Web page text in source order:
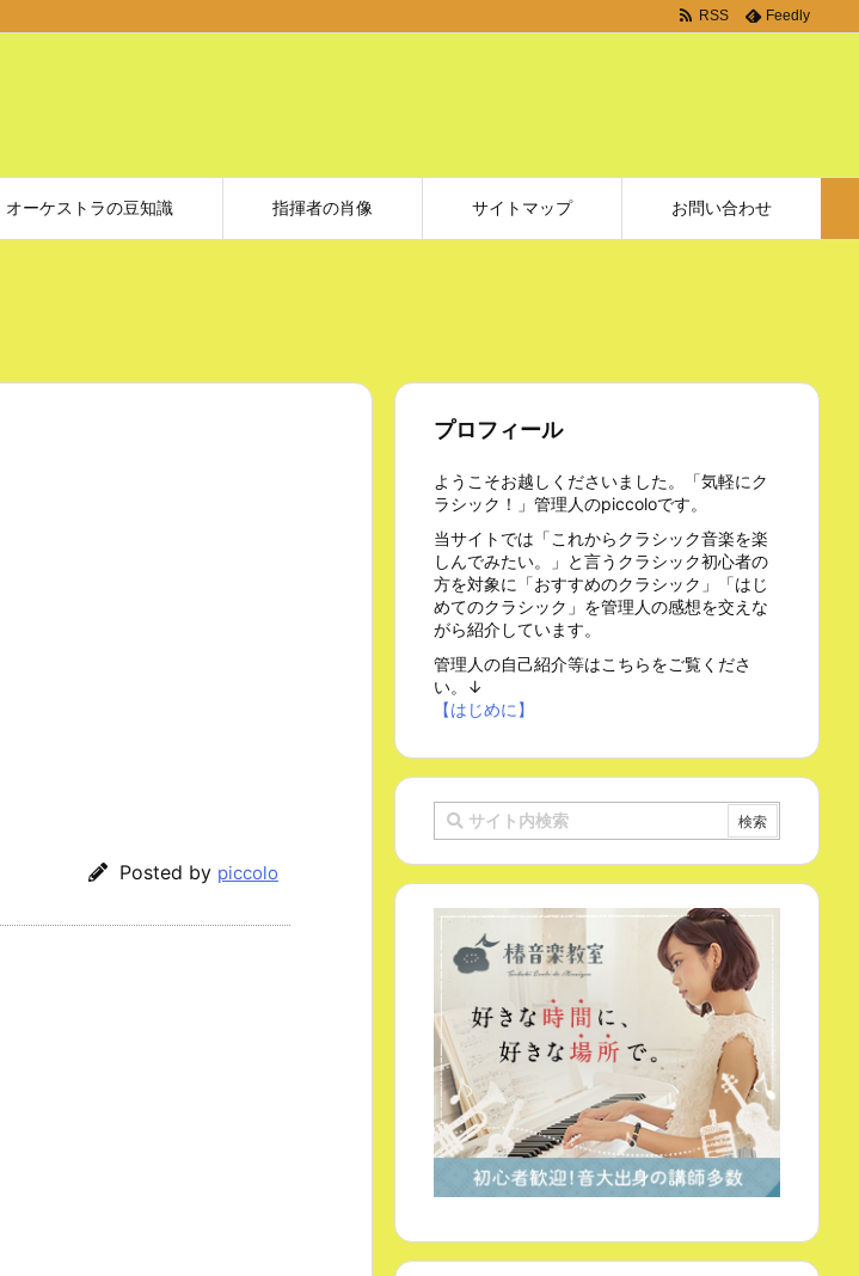
オーケストラの豆知識 指揮者の肖像 サイトマップ お問い合わせ
RSS Feedly
Posted by piccolo
プロフィール
ようこそお越しくださいました。「気軽にク
ラシック！」管理人のpiccoloです。
当サイトでは「これからクラシック音楽を楽
しんでみたい。」と言うクラシック初心者の
方を対象に「おすすめのクラシック」「はじ
めてのクラシック」を管理人の感想を交えな
がら紹介しています。
管理人の自己紹介等はこちらをご覧くださ
い。↓
【はじめに】